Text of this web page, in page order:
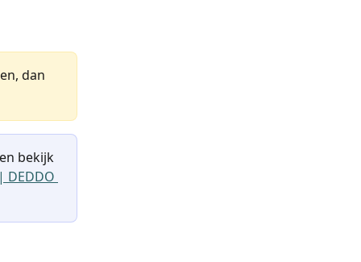
dan
bekijk
DEDDO